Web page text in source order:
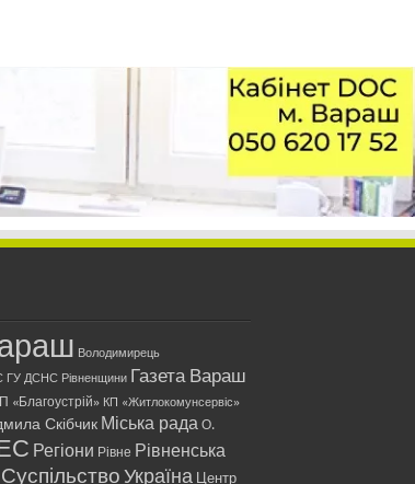
Володимирець
ГУ ДСНС Рівненщини Газета Вараш
«Благоустрій» КП «Житлокомунсервіс»
Скібчик Міська рада О.
Регіони Рівне Рівненська
Суспільство Україна Центр